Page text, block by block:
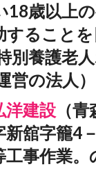
18歳以上
すること
別養護老
営の法人）
洋建設 （
新舘字籠4
事作業。